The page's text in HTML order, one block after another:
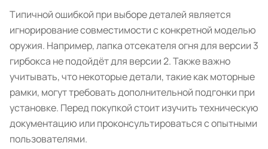
Типичной ошибкой при выборе деталей является
игнорирование совместимости с конкретной моделью
оружия. Например, лапка отсекателя огня для версии 3
гирбокса не подойдёт для версии 2. Также важно
учитывать, что некоторые детали, такие как моторные
рамки, могут требовать дополнительной подгонки при
установке. Перед покупкой стоит изучить техническую
документацию или проконсультироваться с опытными
пользователями.